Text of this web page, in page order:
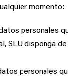
momento:
personales
SLU disponga
personales